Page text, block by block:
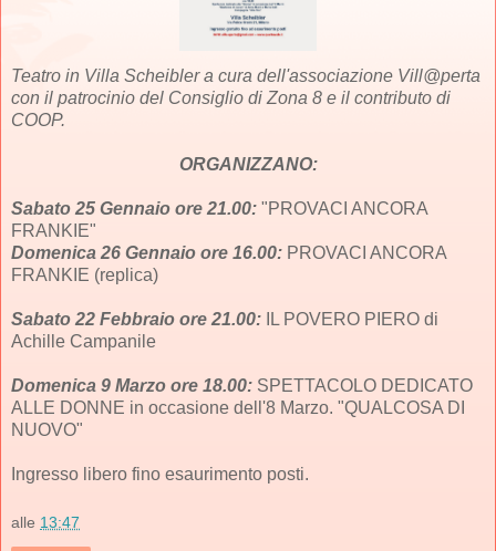
Teatro in Villa Scheibler a cura dell'associazione Vill@perta
con il patrocinio del Consiglio di Zona 8 e il contributo di
COOP.
ORGANIZZANO:
Sabato 25 Gennaio ore 21.00: "PROVACI ANCORA
FRANKIE"
Domenica 26 Gennaio ore 16.00: PROVACI ANCORA
FRANKIE (replica)
Sabato 22 Febbraio ore 21.00: IL POVERO PIERO di
Achille Campanile
Domenica 9 Marzo ore 18.00: SPETTACOLO DEDICATO
ALLE DONNE in occasione dell'8 Marzo. "QUALCOSA DI
NUOVO"
Ingresso libero fino esaurimento posti.
alle 13:47